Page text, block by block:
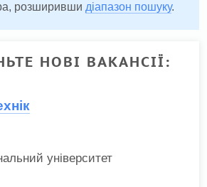
розширивши діапазон пошуку.
НОВІ ВАКАНСІЇ:
університет